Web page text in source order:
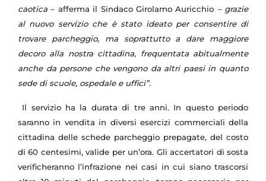
caotica – afferma il Sindaco Girolamo Auricchio – grazie
al nuovo servizio che è stato ideato per consentire di
trovare parcheggio, ma soprattutto a dare maggiore
decoro alla nostra cittadina, frequentata abitualmente
anche da persone che vengono da altri paesi in quanto
sede di scuole, ospedale e uffici”.
Il servizio ha la durata di tre anni. In questo periodo
saranno in vendita in diversi esercizi commerciali della
cittadina delle schede parcheggio prepagate, del costo
di 60 centesimi, valide per un’ora. Gli accertatori di sosta
verificheranno l’infrazione nei casi in cui siano trascorsi